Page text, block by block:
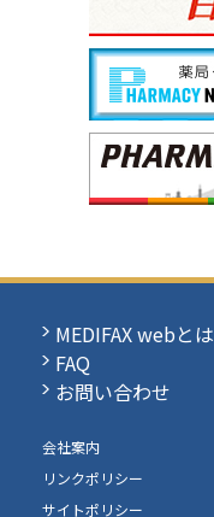
MEDIFAX webとは
FAQ
お問い合わせ
会社案内
リンクポリシー
サイトポリシー